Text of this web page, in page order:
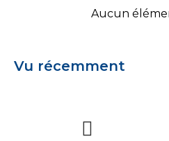
Aucun
Vu récemment